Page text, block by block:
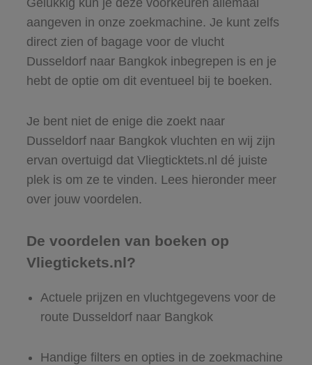
aangeven in onze zoekmachine. Je kunt zelfs
direct zien of bagage voor de vlucht
Dusseldorf naar Bangkok inbegrepen is en je
hebt de optie om dit eventueel bij te boeken.
Je bent niet de enige die zoekt naar
Dusseldorf naar Bangkok vluchten en wij zijn
ervan overtuigd dat Vliegticktets.nl dé juiste
plek is om ze te vinden. Lees hieronder meer
over jouw voordelen.
De voordelen van boeken op
Vliegtickets.nl?
Actuele prijzen en vluchtgegevens voor de
route Dusseldorf naar Bangkok
Handige filters en opties in de zoekmachine